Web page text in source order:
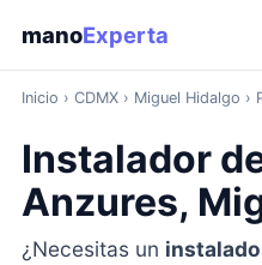
manoExperta
Inicio › CDMX› Miguel Hidalgo ›
Instalador
Anzures,
¿Necesitas un